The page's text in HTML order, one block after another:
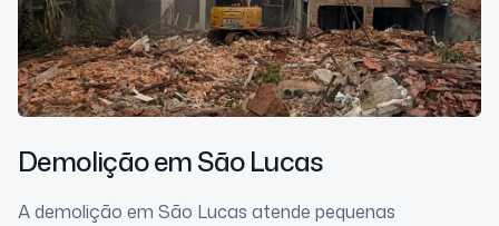
Demoliçãoem São Lucas
A demolição em São Lucas atende pequenas